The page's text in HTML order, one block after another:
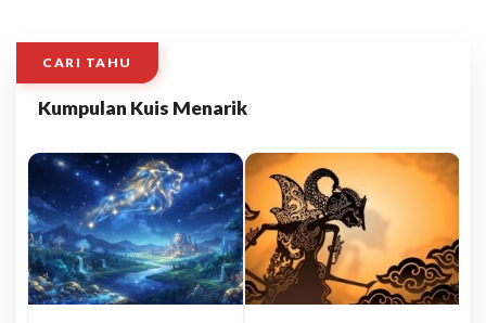
CARI TAHU
Kumpulan Kuis Menarik